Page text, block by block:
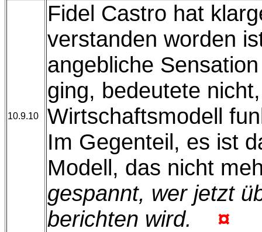
10.9.10
Fidel Castro hat
verstanden worden
angebliche
ging, bedeutete
Wirtschaftsmodell
Im Gegenteil, es ist
Modell, das nicht
gespannt, wer jetzt
berichten wird.
¤